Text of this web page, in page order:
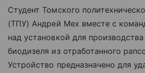
Студент Томского
(ТПУ) Андрей Мех вместе с
над установкой для
биодизеля из отработанного
Устройство предназначено для